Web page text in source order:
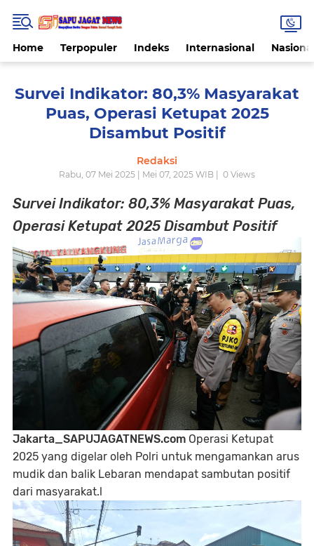
Home Terpopuler Indeks Internasional
Survei Indikator: 80,3% Masyarakat
Puas, Operasi Ketupat 2025
Disambut Positif
Redaksi
Rabu, 07 Mei 2025 | Mei 07, 2025 WIB | 0 Views
Survei Indikator: 80,3% Masyarakat Puas,
Operasi Ketupat 2025 Disambut Positif
Jakarta_SAPUJAGATNEWS.com Operasi Ketupat
2025 yang digelar oleh Polri untuk mengamankan arus
mudik dan balik Lebaran mendapat sambutan positif
dari masyarakat.l